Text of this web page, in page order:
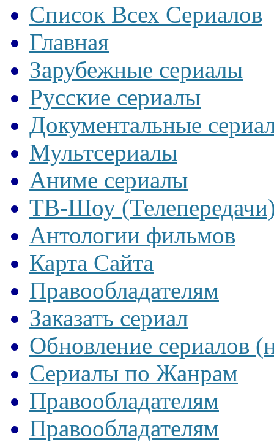
Список Всех Сериалов
Главная
Зарубежные сериалы
Русские сериалы
Документальные
Мультсериалы
Аниме сериалы
ТВ-Шоу
Антологии фильмов
Карта Сайта
Правообладателям
Заказать сериал
Обновление сериалов
Сериалы по Жанрам
Правообладателям
Правообладателям